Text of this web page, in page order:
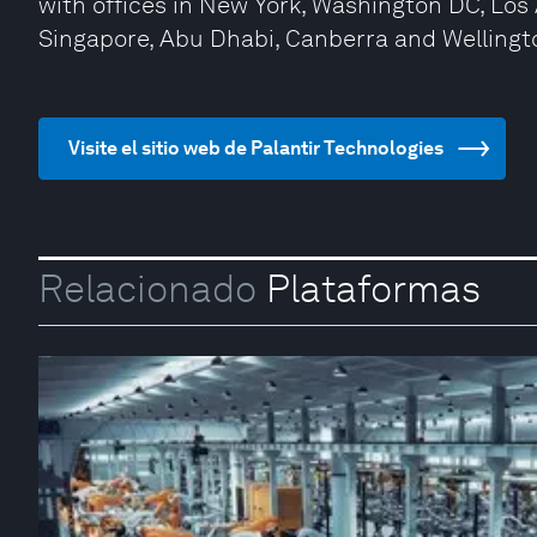
Singapore, Abu Dhabi, Canberra and
Visite el sitio web de Palantir Technologies
Relacionado Plataformas